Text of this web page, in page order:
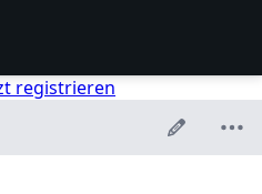
registrieren